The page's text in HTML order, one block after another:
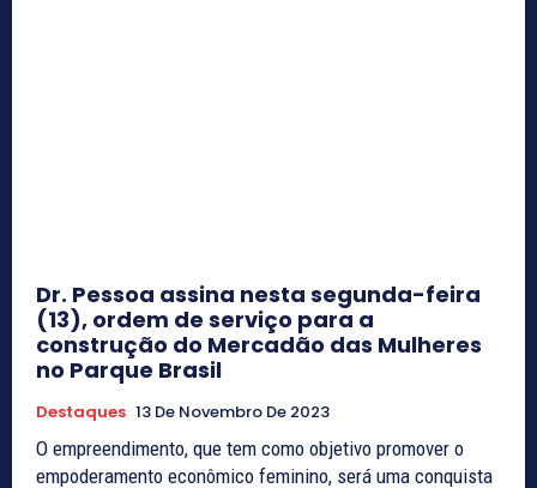
Dr. Pessoa assina nesta segunda-feira
(13), ordem de serviço para a
construção do Mercadão das Mulheres
no Parque Brasil
Destaques 13 De Novembro De 2023
O empreendimento, que tem como objetivo promover o
empoderamento econômico feminino, será uma conquista